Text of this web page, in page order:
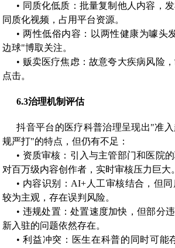
• 同质化低质：批量复制他人内容，
同质化视频，占用平台资源。
• 两性低俗内容：以两性健康为噱头
边球"博取关注。
• 贩卖医疗焦虑：故意夸大疾病风险
点击。
6.3治理机制评估
抖音平台的医疗科普治理呈现出"准
规严打"的特点，但仍有不足：
• 资质审核：引入与主管部门和医院
对百万级内容创作者，实时审核压力巨大。
• 内容识别：AI+人工审核结合，但
较为主观，存在误判风险。
• 违规处置：处置速度加快，但部分
新入驻的问题依然存在。
• 利益冲突：医生在科普的同时可能